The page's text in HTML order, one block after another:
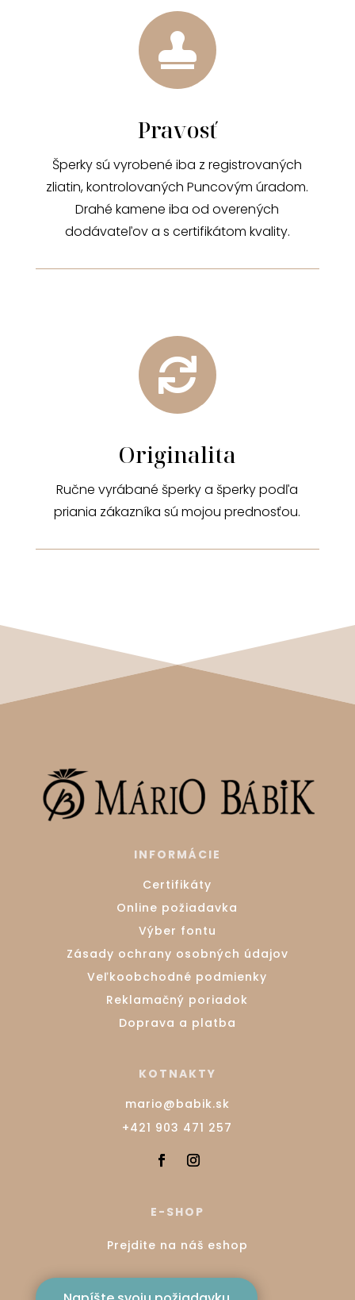

Pravosť
Šperky sú vyrobené iba z registrovaných
zliatin, kontrolovaných Puncovým úradom.
Drahé kamene iba od overených
dodávateľov a s certifikátom kvality.

Originalita
Ručne vyrábané šperky a šperky podľa
priania zákazníka sú mojou prednosťou.
INFORMÁCIE
Certifikáty
Online požiadavka
Výber fontu
Zásady ochrany osobných údajov
Veľkoobchodné podmienky
Reklamačný poriadok
Doprava a platba
KOTNAKTY
mario@babik.sk
+421 903 471 257
E-SHOP
Prejdite na náš eshop